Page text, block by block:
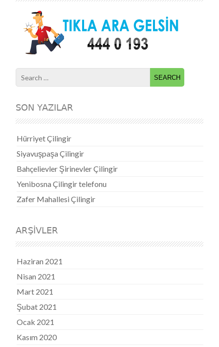
Search for:
SON YAZILAR
Hürriyet Çilingir
Siyavuşpaşa Çilingir
Bahçelievler Şirinevler Çilingir
Yenibosna Çilingir telefonu
Zafer Mahallesi Çilingir
ARŞIVLER
Haziran 2021
Nisan 2021
Mart 2021
Şubat 2021
Ocak 2021
Kasım 2020